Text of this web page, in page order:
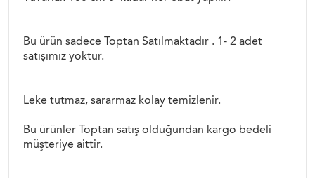
Bu ürün sadece Toptan Satılmaktadır . 1- 2 adet
satışımız yoktur.
Leke tutmaz, sararmaz kolay temizlenir.
Bu ürünler Toptan satış olduğundan kargo bedeli
müşteriye aittir.